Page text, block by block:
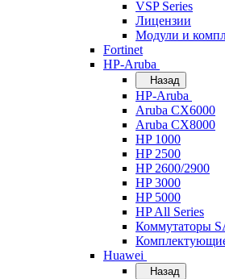
VSP Series
Лицензии
Модули и
Fortinet
HP-Aruba
Назад
HP-Aruba
Aruba CX6000
Aruba CX8000
HP 1000
HP 2500
HP 2600/2900
HP 3000
HP 5000
HP All Series
Коммутаторы
Huawei
Назад